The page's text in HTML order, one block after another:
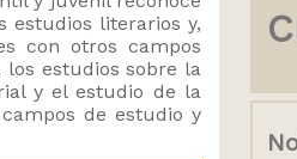
estudios literarios y,
con otros campos
estudios sobre la
y el estudio de la
de estudio y